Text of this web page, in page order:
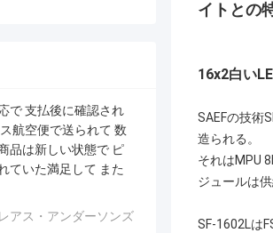
で 支払後に確認され
航空便で送られて 数
品は新しい状態で ピ
ていた満足して また
アス・アンダーソンズ
イトとの
16x2白い
SAEFの技術
造られる。
それはMPU
ジュールは
SF-1602Lは